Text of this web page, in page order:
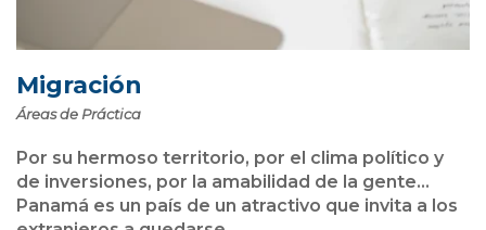
Migración
Áreas de Práctica
Por su hermoso territorio, por el clima político y
de inversiones, por la amabilidad de la gente…
Panamá es un país de un atractivo que invita a los